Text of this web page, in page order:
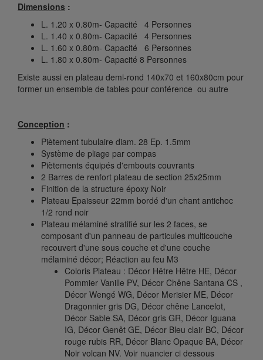
Dimensions :
L. 1.20 x 0.80m- Capacité 4 Personnes
L. 1.40 x 0.80m- Capacité 4 Personnes
L. 1.60 x 0.80m- Capacité 6 Personnes
L. 1.80 x 0.80m- Capacité 8 Personnes
Existe aussi en plateau demi-rond 140x70 et 160x80cm pour
former un ensemble de tables pour conférence ou autre
Conception :
Piètement tubulaire diam. 28 Ep. 1.5mm
Système de pliage par compas
Piètements équipés d'embouts couvrants
2 Barres de renfort plateau de section 25x25mm
Finition de la structure époxy Noir
Plateau Epaisseur 22mm bordé d'un chant antichoc
1/2 rond noir
Plateau mélaminé stratifié sur les 2 faces, se
composant d'un panneau de particules multicouche
recouvert d'une sous couche et d'une couche
mélaminé décor; Réaction au feu M3
Coloris Plateau : Décor Hêtre Hêtre HE, Décor
Pommier Vanille PV, Décor Chêne Santana CS ,
Décor Wengé WG, Décor Merisier ME, Décor
Dragonnier gris DG, Décor chêne Lancelot,
Décor Sable SA, Décor gris GR, Décor Iguana
IG, Décor Genêt GE, Décor Bleu clair BC, Décor
rouge rubis RR, Décor Blanc Opaque BA, Décor
Noir volcan NV. Voir nuancier ci dessous